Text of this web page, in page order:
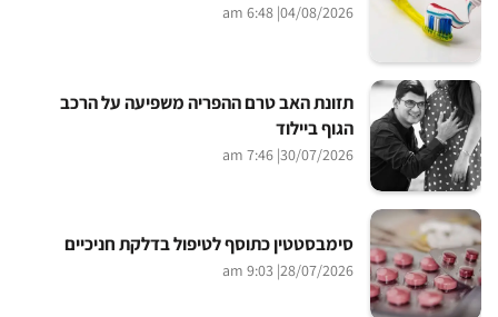
04/08/2026
| 6:48 am
תזונת האב טרם ההפריה משפיעה על הרכב
הגוף ביילוד
30/07/2026
| 7:46 am
סימבסטטין כתוסף לטיפול בדלקת חניכיים
28/07/2026
| 9:03 am